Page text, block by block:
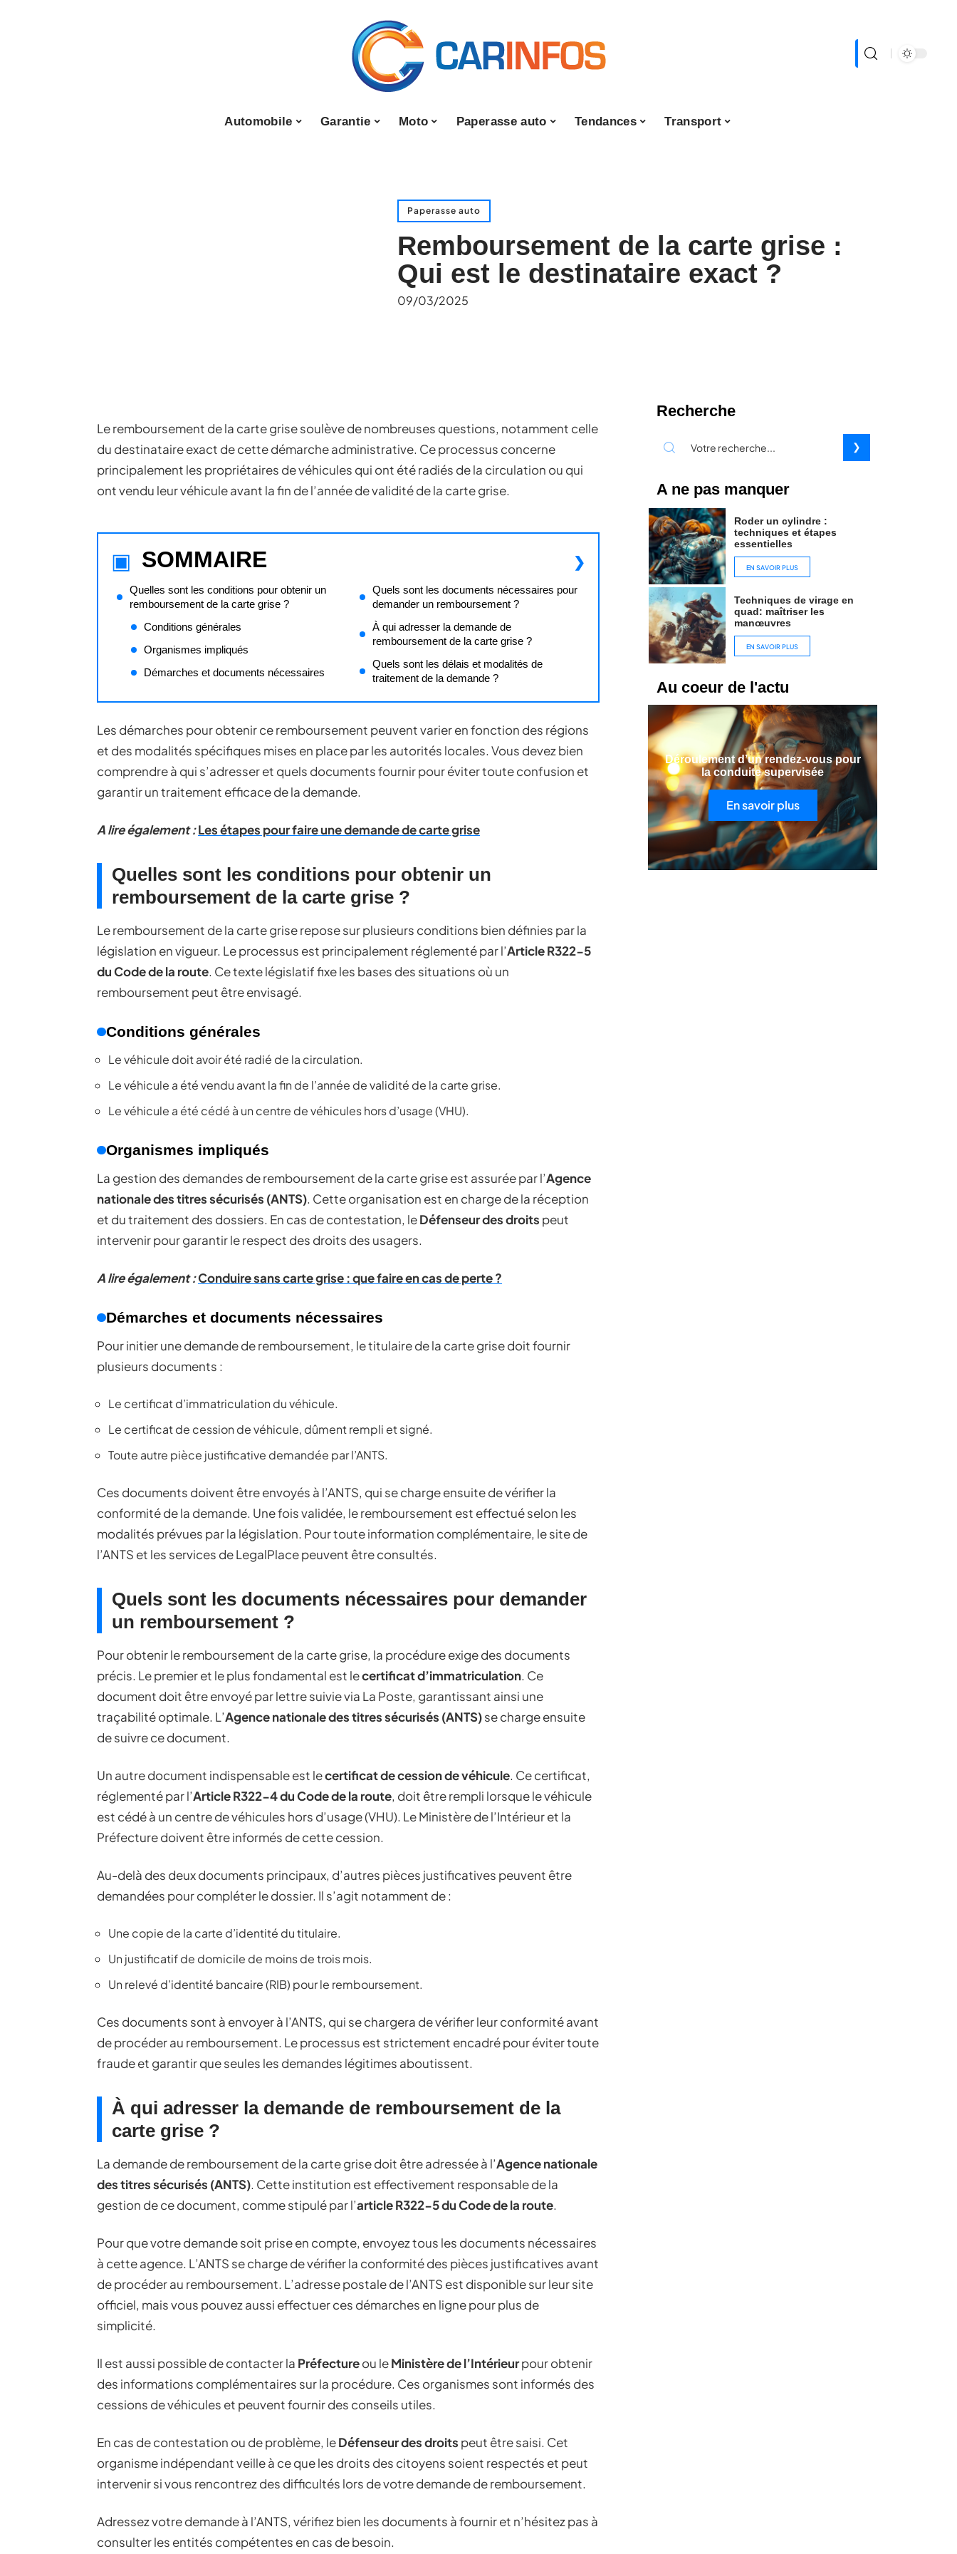
Automobile Garantie Moto Paperasse auto Tendances Transport
Paperasse auto
Remboursement de la carte grise :
Qui est le destinataire exact ?
09/03/2025
Le remboursement de la carte grise soulève de nombreuses questions, notamment celle
du destinataire exact de cette démarche administrative. Ce processus concerne
principalement les propriétaires de véhicules qui ont été radiés de la circulation ou qui
ont vendu leur véhicule avant la fin de l’année de validité de la carte grise.
SOMMAIRE
Quelles sont les conditions pour obtenir un
remboursement de la carte grise ?
Conditions générales
Organismes impliqués
Démarches et documents nécessaires
Quels sont les documents nécessaires pour
demander un remboursement ?
À qui adresser la demande de
remboursement de la carte grise ?
Quels sont les délais et modalités de
traitement de la demande ?
Les démarches pour obtenir ce remboursement peuvent varier en fonction des régions
et des modalités spécifiques mises en place par les autorités locales. Vous devez bien
comprendre à qui s’adresser et quels documents fournir pour éviter toute confusion et
garantir un traitement efficace de la demande.
A lire également :Les étapes pour faire une demande de carte grise
Quelles sont les conditions pour obtenir un
remboursement de la carte grise ?
Le remboursement de la carte grise repose sur plusieurs conditions bien définies par la
législation en vigueur. Le processus est principalement réglementé par l’Article R322-5
du Code de la route. Ce texte législatif fixe les bases des situations où un
remboursement peut être envisagé.
Conditions générales
Le véhicule doit avoir été radié de la circulation.
Le véhicule a été vendu avant la fin de l’année de validité de la carte grise.
Le véhicule a été cédé à un centre de véhicules hors d’usage (VHU).
Organismes impliqués
La gestion des demandes de remboursement de la carte grise est assurée par l’Agence
nationale des titres sécurisés (ANTS). Cette organisation est en charge de la réception
et du traitement des dossiers. En cas de contestation, leDéfenseur des droits peut
intervenir pour garantir le respect des droits des usagers.
A lire également :Conduire sans carte grise : que faire en cas de perte ?
Démarches et documents nécessaires
Pour initier une demande de remboursement, le titulaire de la carte grise doit fournir
plusieurs documents :
Le certificat d’immatriculation du véhicule.
Le certificat de cession de véhicule, dûment rempli et signé.
Toute autre pièce justificative demandée par l’ANTS.
Ces documents doivent être envoyés à l’ANTS, qui se charge ensuite de vérifier la
conformité de la demande. Une fois validée, le remboursement est effectué selon les
modalités prévues par la législation. Pour toute information complémentaire, le site de
l’ANTS et les services de LegalPlace peuvent être consultés.
Quels sont les documents nécessaires pour demander
un remboursement ?
Pour obtenir le remboursement de la carte grise, la procédure exige des documents
précis. Le premier et le plus fondamental est lecertificat d’immatriculation. Ce
document doit être envoyé par lettre suivie via La Poste, garantissant ainsi une
traçabilité optimale. L’Agence nationale des titres sécurisés (ANTS)se charge ensuite
de suivre ce document.
Un autre document indispensable est lecertificat de cession de véhicule. Ce certificat,
réglementé par l’Article R322-4 du Code de la route, doit être rempli lorsque le véhicule
est cédé à un centre de véhicules hors d’usage (VHU). Le Ministère de l’Intérieur et la
Préfecture doivent être informés de cette cession.
Au-delà des deux documents principaux, d’autres pièces justificatives peuvent être
demandées pour compléter le dossier. Il s’agit notamment de :
Une copie de la carte d’identité du titulaire.
Un justificatif de domicile de moins de trois mois.
Un relevé d’identité bancaire (RIB) pour le remboursement.
Ces documents sont à envoyer à l’ANTS, qui se chargera de vérifier leur conformité avant
de procéder au remboursement. Le processus est strictement encadré pour éviter toute
fraude et garantir que seules les demandes légitimes aboutissent.
À qui adresser la demande de remboursement de la
carte grise ?
La demande de remboursement de la carte grise doit être adressée à l’Agence nationale
des titres sécurisés (ANTS). Cette institution est effectivement responsable de la
gestion de ce document, comme stipulé par l’article R322-5 du Code de la route.
Pour que votre demande soit prise en compte, envoyez tous les documents nécessaires
à cette agence. L’ANTS se charge de vérifier la conformité des pièces justificatives avant
de procéder au remboursement. L’adresse postale de l’ANTS est disponible sur leur site
officiel, mais vous pouvez aussi effectuer ces démarches en ligne pour plus de
simplicité.
Il est aussi possible de contacter la Préfectureou leMinistère de l’Intérieurpour obtenir
des informations complémentaires sur la procédure. Ces organismes sont informés des
cessions de véhicules et peuvent fournir des conseils utiles.
En cas de contestation ou de problème, leDéfenseur des droits peut être saisi. Cet
organisme indépendant veille à ce que les droits des citoyens soient respectés et peut
intervenir si vous rencontrez des difficultés lors de votre demande de remboursement.
Adressez votre demande à l’ANTS, vérifiez bien les documents à fournir et n’hésitez pas à
consulter les entités compétentes en cas de besoin.
Recherche
A ne pas manquer
Roder un cylindre :
techniques et étapes
essentielles
EN SAVOIR PLUS
Techniques de virage en
quad: maîtriser les
manœuvres
EN SAVOIR PLUS
Au coeur de l'actu
Déroulement d’un rendez-vous pour
la conduite supervisée
En savoir plus